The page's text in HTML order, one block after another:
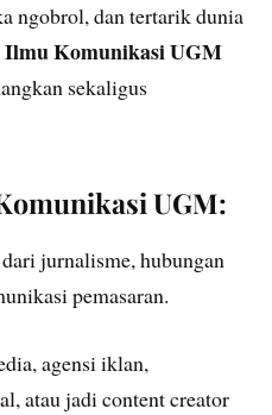
ngobrol, dan tertarik dunia
Ilmu Komunikasi UGM
sekaligus
UGM:
jurnalisme, hubungan
pemasaran.
agensi iklan,
atau jadi content creator